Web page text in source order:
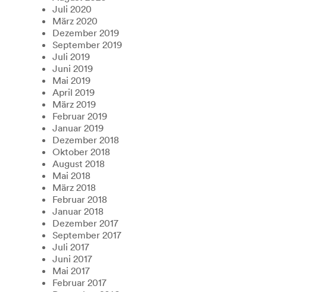
Juli 2020
März 2020
Dezember 2019
September 2019
Juli 2019
Juni 2019
Mai 2019
April 2019
März 2019
Februar 2019
Januar 2019
Dezember 2018
Oktober 2018
August 2018
Mai 2018
März 2018
Februar 2018
Januar 2018
Dezember 2017
September 2017
Juli 2017
Juni 2017
Mai 2017
Februar 2017